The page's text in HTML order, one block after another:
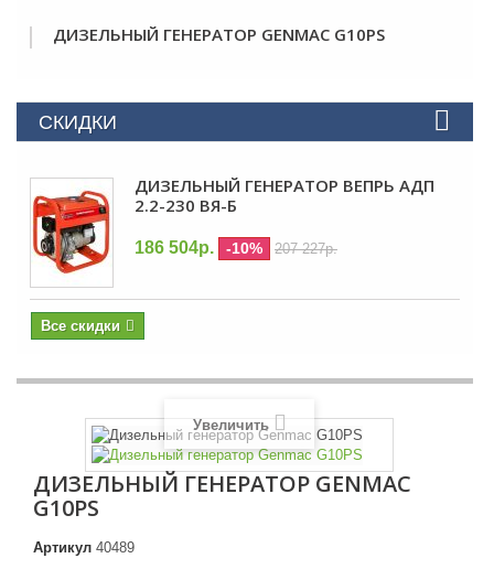
ДИЗЕЛЬНЫЙ ГЕНЕРАТОР GENMAC G10PS
СКИДКИ
ДИЗЕЛЬНЫЙ ГЕНЕРАТОР ВЕПРЬ АДП
2.2-230 ВЯ-Б
186 504р. -10% 207 227р.
Все скидки
Увеличить
ДИЗЕЛЬНЫЙ ГЕНЕРАТОР GENMAC
G10PS
Артикул 40489